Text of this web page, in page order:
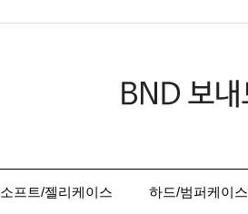
소프트/젤리케이스 하드/범퍼케이스